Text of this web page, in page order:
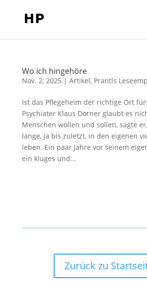
Wo ich hingehöre
Nov. 2, 2025 | Artikel, Prantls
Ist das Pflegeheim der richtige Ort
Psychiater Klaus Dörner glaubt es
Menschen wollen und sollen, sagte
lange, ja bis zuletzt, in den eigenen
leben. Ein paar Jahre vor seinem
ein kluges und...
Zurück zu